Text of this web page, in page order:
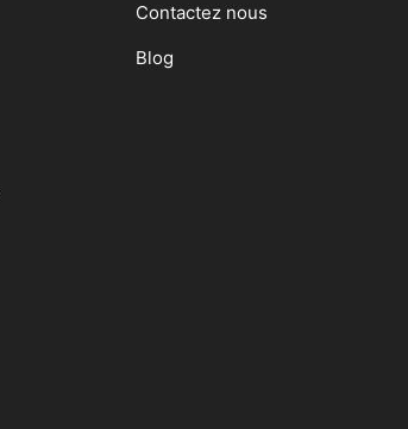
Contactez nous
Blog